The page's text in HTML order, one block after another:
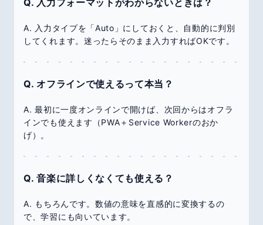
Q. 入力フォーマットがわからないときは？
A. 入力タイプを「Auto」にしておくと、自動的に判別
してくれます。迷ったらそのまま入力すればOKです。
Q. オフラインで使えるって本当？
A. 最初に一度オンラインで開けば、次回からはオフラ
インでも使えます（PWA＋Service Workerのおか
げ）。
Q. 音楽に詳しくなくても使える？
A. もちろんです。数値の意味を直感的に変換するの
で、学習にも向いています。